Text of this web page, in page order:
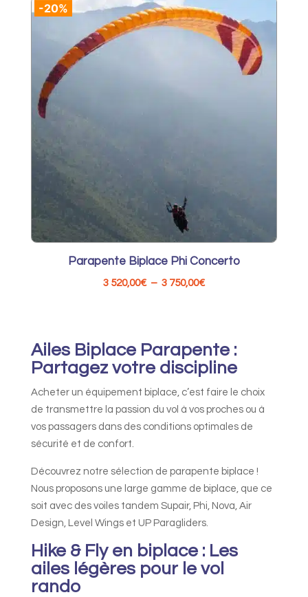
était :
5
est :
4
207,00€.
-20%
Parapente Biplace Phi Concerto
3 520,00€ – 3 750,00€Plage
520,00€
à
3
750,00€
Ailes Biplace Parapente :
Partagez votre discipline
Acheter un équipement biplace, c’est faire le choix
de transmettre la passion du vol à vos proches ou à
vos passagers dans des conditions optimales de
sécurité et de confort.
Découvrez notre sélection de parapente biplace !
Nous proposons une large gamme de biplace, que ce
soit avec des voiles tandem Supair, Phi, Nova, Air
Design, Level Wings et UP Paragliders.
Hike & Fly en biplace : Les
ailes légères pour le vol
rando